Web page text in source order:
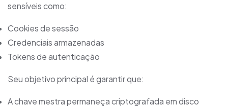
sensíveis como:
Cookies de sessão
Credenciais armazenadas
Tokens de autenticação
Seu objetivo principal é garantir que:
A chave mestra permaneça criptografada em disco